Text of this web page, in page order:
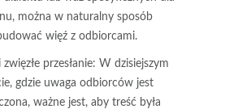
można w naturalny sposób
więź z odbiorcami.
przesłanie: W dzisiejszym
gdzie uwaga odbiorców jest
ważne jest, aby treść była